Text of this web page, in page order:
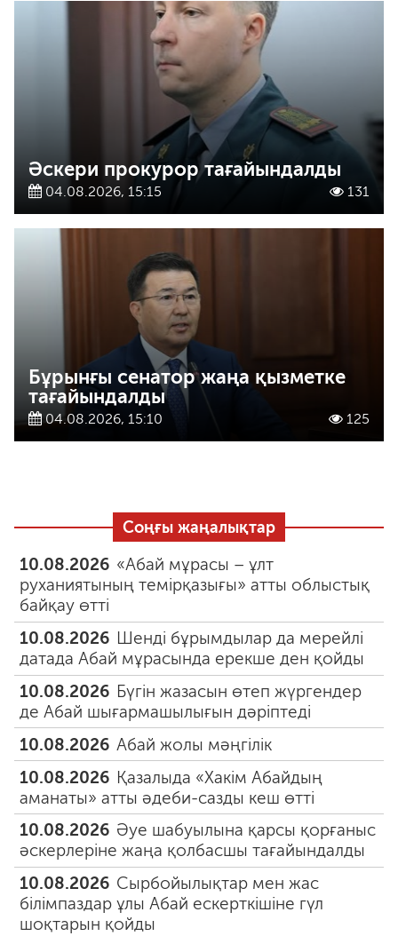
Әскери прокурор тағайындалды
04.08.2026, 15:15 131
Бұрынғы сенатор жаңа қызметке
тағайындалды
04.08.2026, 15:10 125
Соңғы жаңалықтар
10.08.2026 «Абай мұрасы – ұлт
руханиятының темірқазығы» атты облыстық
байқау өтті
10.08.2026 Шенді бұрымдылар да мерейлі
датада Абай мұрасында ерекше ден қойды
10.08.2026 Бүгін жазасын өтеп жүргендер
де Абай шығармашылығын дәріптеді
10.08.2026 Абай жолы мәңгілік
10.08.2026 Қазалыда «Хакім Абайдың
аманаты» атты әдеби-сазды кеш өтті
10.08.2026 Әуе шабуылына қарсы қорғаныс
әскерлеріне жаңа қолбасшы тағайындалды
10.08.2026 Сырбойылықтар мен жас
білімпаздар ұлы Абай ескерткішіне гүл
шоқтарын қойды